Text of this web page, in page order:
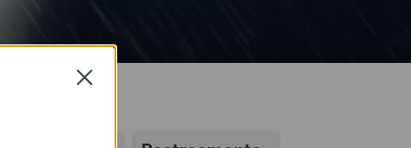
Close